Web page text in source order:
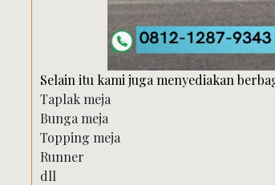
Selain itu kami juga menyediakan
Taplak meja
Bunga meja
Topping meja
Runner
dll